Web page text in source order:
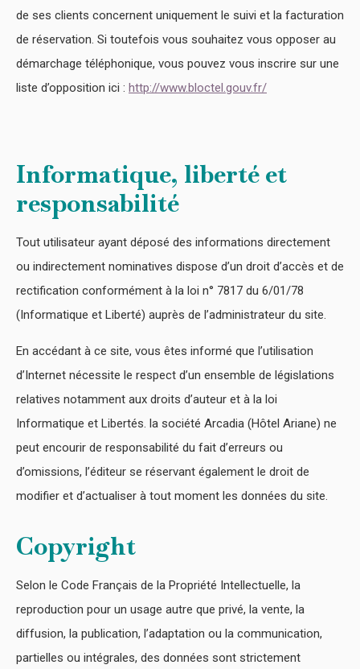
de ses clients concernent uniquement le suivi et la facturation
de réservation. Si toutefois vous souhaitez vous opposer au
démarchage téléphonique, vous pouvez vous inscrire sur une
liste d’opposition ici : http://www.bloctel.gouv.fr/
Informatique, liberté et
responsabilité
Tout utilisateur ayant déposé des informations directement
ou indirectement nominatives dispose d’un droit d’accès et de
rectification conformément à la loi n° 7817 du 6/01/78
(Informatique et Liberté) auprès de l’administrateur du site.
En accédant à ce site, vous êtes informé que l’utilisation
d’Internet nécessite le respect d’un ensemble de législations
relatives notamment aux droits d’auteur et à la loi
Informatique et Libertés. la société Arcadia (Hôtel Ariane) ne
peut encourir de responsabilité du fait d’erreurs ou
d’omissions, l’éditeur se réservant également le droit de
modifier et d’actualiser à tout moment les données du site.
Copyright
Selon le Code Français de la Propriété Intellectuelle, la
reproduction pour un usage autre que privé, la vente, la
diffusion, la publication, l’adaptation ou la communication,
partielles ou intégrales, des données sont strictement